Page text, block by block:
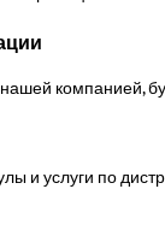
компанией,
и услуги по